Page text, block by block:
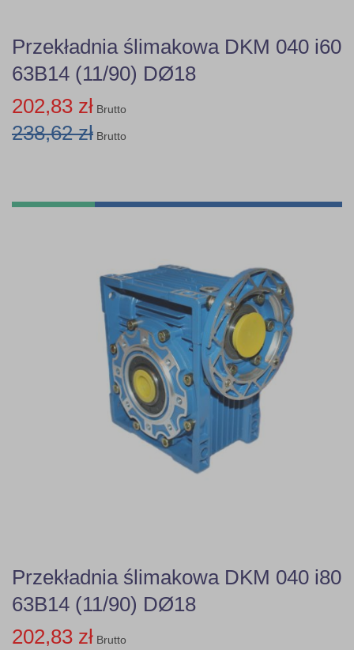
Przekładnia ślimakowa DKM 040 i60
63B14 (11/90) DØ18
202,83 zł Brutto
238,62 zł Brutto
Przekładnia ślimakowa DKM 040 i80
63B14 (11/90) DØ18
202,83 zł Brutto